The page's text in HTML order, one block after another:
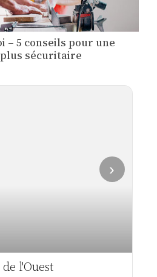
une
sécuritaire
›
l'Ouest